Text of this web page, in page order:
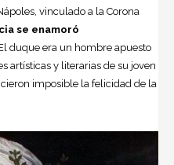
vinculado a la Corona
se enamoró
El duque era un hombre apuesto
artísticas y literarias de su joven
imposible la felicidad de la